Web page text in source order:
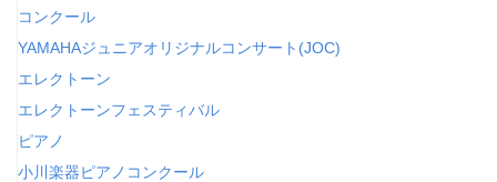
コンクール
YAMAHAジュニアオリジナルコンサート(JOC)
エレクトーン
エレクトーンフェスティバル
ピアノ
小川楽器ピアノコンクール